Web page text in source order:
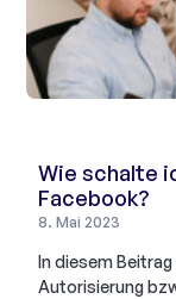
Wie schalte
Facebook?
8. Mai 2023
In diesem
Autorisierung